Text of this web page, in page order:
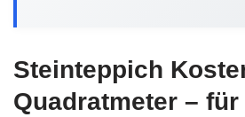
Steinteppich
Quadratmeter – für